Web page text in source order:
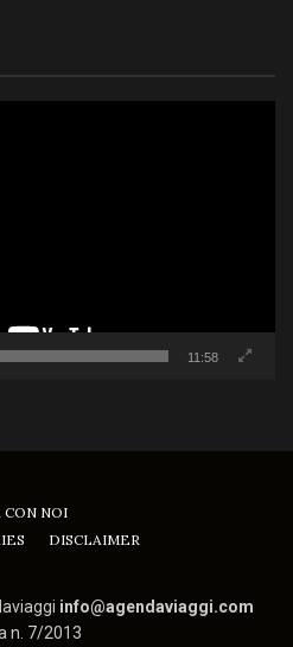
11:58
CON NOI
DISCLAIMER
info@agendaviaggi.com
n. 7/2013